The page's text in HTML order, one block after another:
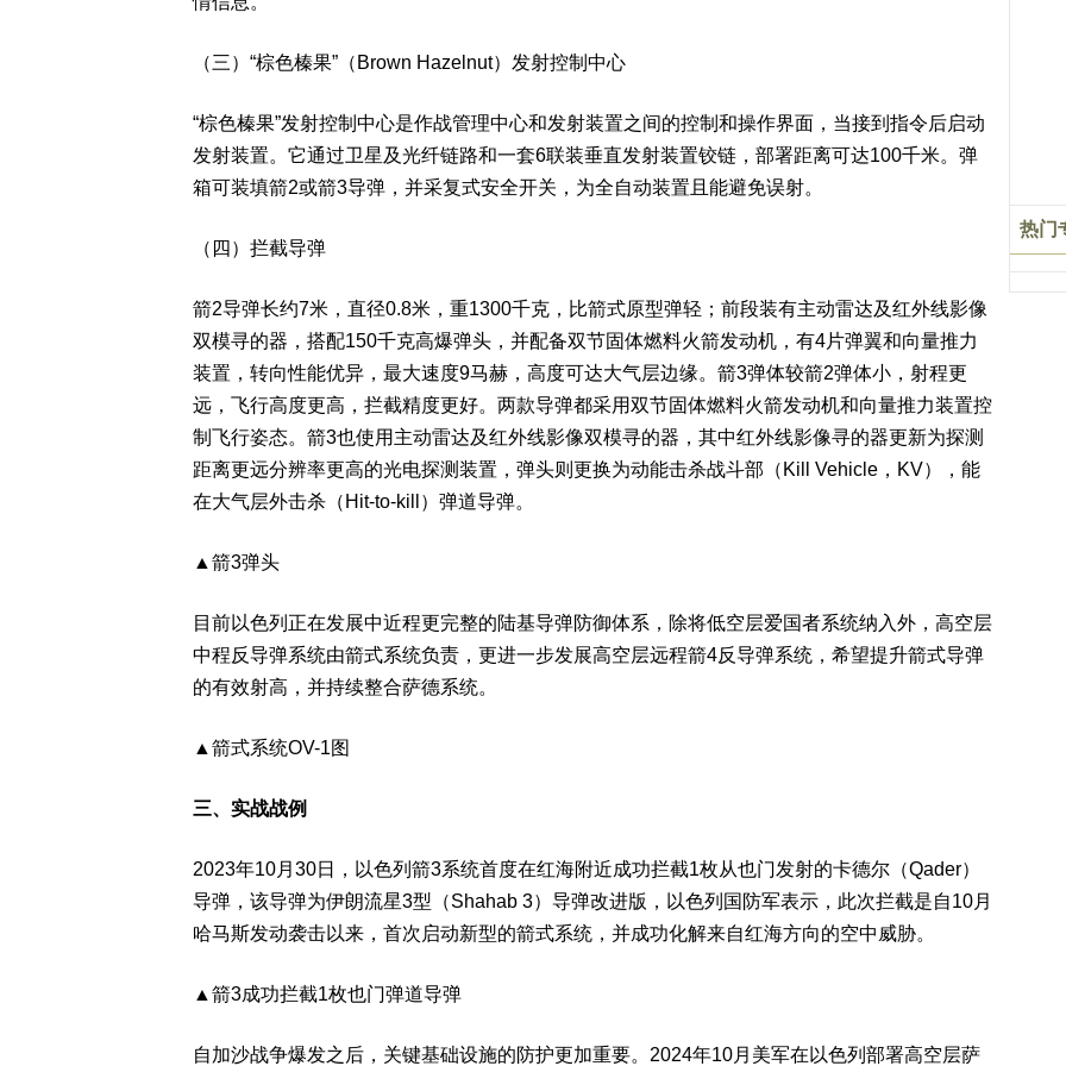
（三）“棕色榛果”（Brown Hazelnut）发射控制中心
“棕色榛果”发射控制中心是作战管理中心和发射装置之间的控制和操作界面，当接到指令后启动
发射装置。它通过卫星及光纤链路和一套6联装垂直发射装置铰链，部署距离可达100千米。弹
箱可装填箭2或箭3导弹，并采复式安全开关，为全自动装置且能避免误射。
（四）拦截导弹
箭2导弹长约7米，直径0.8米，重1300千克，比箭式原型弹轻；前段装有主动雷达及红外线影像
双模寻的器，搭配150千克高爆弹头，并配备双节固体燃料火箭发动机，有4片弹翼和向量推力
装置，转向性能优异，最大速度9马赫，高度可达大气层边缘。箭3弹体较箭2弹体小，射程更
远，飞行高度更高，拦截精度更好。两款导弹都采用双节固体燃料火箭发动机和向量推力装置控
制飞行姿态。箭3也使用主动雷达及红外线影像双模寻的器，其中红外线影像寻的器更新为探测
距离更远分辨率更高的光电探测装置，弹头则更换为动能击杀战斗部（Kill Vehicle，KV），能
在大气层外击杀（Hit-to-kill）弹道导弹。
▲箭3弹头
目前以色列正在发展中近程更完整的陆基导弹防御体系，除将低空层爱国者系统纳入外，高空层
中程反导弹系统由箭式系统负责，更进一步发展高空层远程箭4反导弹系统，希望提升箭式导弹
的有效射高，并持续整合萨德系统。
▲箭式系统OV-1图
三、实战战例
2023年10月30日，以色列箭3系统首度在红海附近成功拦截1枚从也门发射的卡德尔（Qader）
导弹，该导弹为伊朗流星3型（Shahab 3）导弹改进版，以色列国防军表示，此次拦截是自10月
哈马斯发动袭击以来，首次启动新型的箭式系统，并成功化解来自红海方向的空中威胁。
▲箭3成功拦截1枚也门弹道导弹
自加沙战争爆发之后，关键基础设施的防护更加重要。2024年10月美军在以色列部署高空层萨
热门